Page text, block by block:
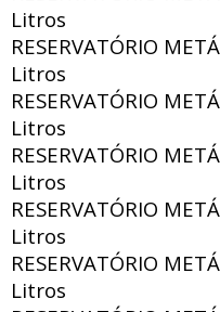
Litros
RESERVATÓRIO
Litros
RESERVATÓRIO
Litros
RESERVATÓRIO
Litros
RESERVATÓRIO
Litros
RESERVATÓRIO
Litros